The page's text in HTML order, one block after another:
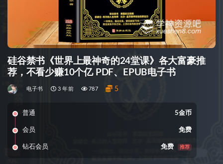
硅谷禁书《世界上最神奇的24堂课》各大富豪推
荐，不看少赚10个亿 PDF、EPUB电子书
电子书 3 年前 787 5
普通 5金币
会员 免费
钻石会员 免费 推荐